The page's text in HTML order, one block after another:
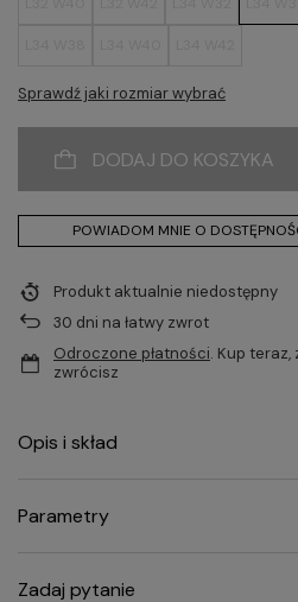
Sprawdź jaki rozmiar wybrać
DODAJ DO KOSZYKA
POWIADOM MNIE O
Produkt aktualnie niedostępny
30 dni na łatwy zwrot
Odroczone płatności. Kup teraz,
zwrócisz
Opis i skład
Parametry
Zadaj pytanie